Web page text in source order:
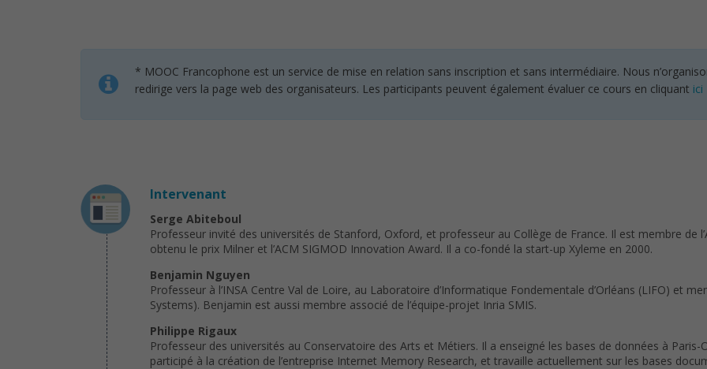
* MOOC Francophone est un service de mise en relation sans inscription et sans intermédiaire. Nous
redirige vers la page web des organisateurs. Les participants peuvent également évaluer ce cours en cliquant ici
Intervenant
Serge Abiteboul
Professeur invité des universités de Stanford, Oxford, et professeur au Collège de France. Il est membre de
obtenu le prix Milner et l’ACM SIGMOD Innovation Award. Il a co-fondé la start-up Xyleme en 2000.
Benjamin Nguyen
Professeur à l’INSA Centre Val de Loire, au Laboratoire d’Informatique Fondementale d’Orléans (LIFO) et
Systems). Benjamin est aussi membre associé de l’équipe-projet Inria SMIS.
Philippe Rigaux
Professeur des universités au Conservatoire des Arts et Métiers. Il a enseigné les bases de données à
participé à la création de l’entreprise Internet Memory Research, et travaille actuellement sur les bases